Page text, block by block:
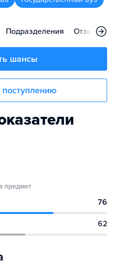
Подразделения Отзывы
шансы
поступлению
предмет
76
62